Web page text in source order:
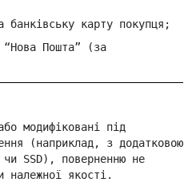
банківську карту покупця;
“Нова Пошта” (за
модифіковані під
(наприклад, з додатковою
чи SSD), поверненню не
належної якості.